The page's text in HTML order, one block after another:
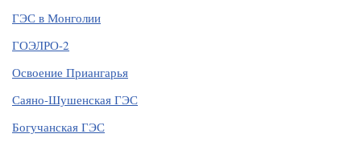
ГЭС в Монголии
ГОЭЛРО-2
Освоение Приангарья
Саяно-Шушенская ГЭС
Богучанская ГЭС